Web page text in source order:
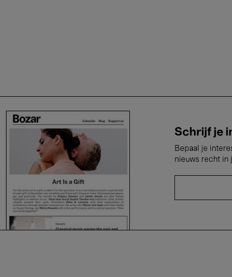
Schrijf je
Bepaal je
nieuws recht in